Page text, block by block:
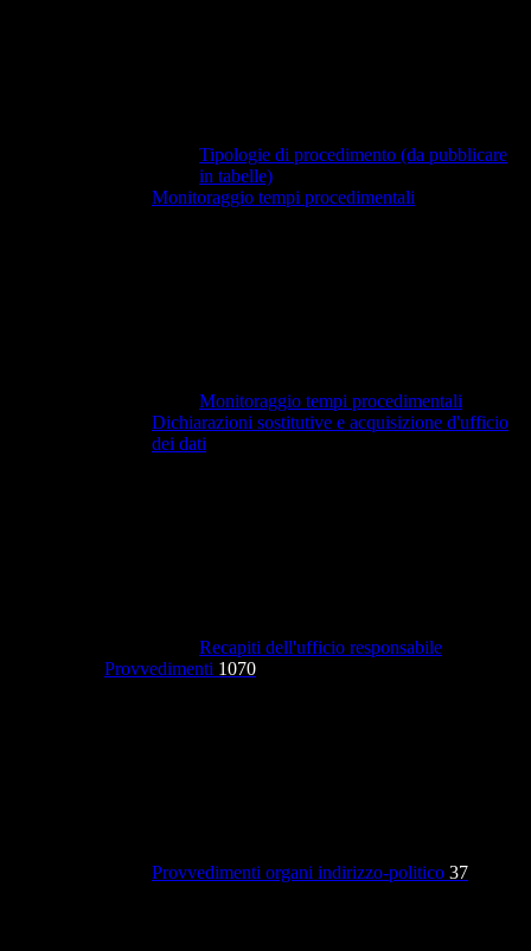
Tipologie di procedimento (da pubblicare
in tabelle)
Monitoraggio tempi procedimentali
Monitoraggio tempi procedimentali
Dichiarazioni sostitutive e acquisizione d'ufficio
dei dati
Recapiti dell'ufficio responsabile
Provvedimenti 1070
Provvedimenti organi indirizzo-politico 37